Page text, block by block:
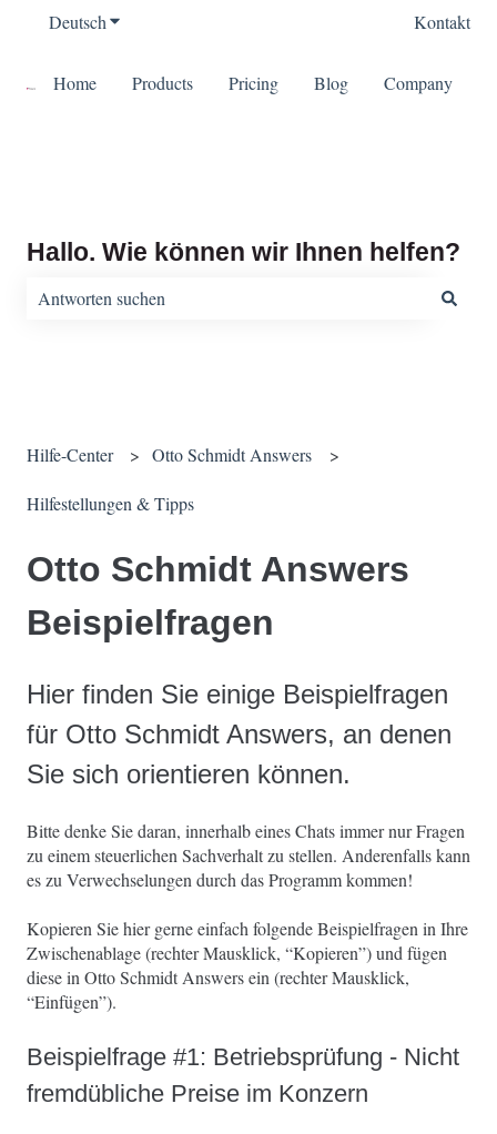
DeutschUntermenü für Übersetzungen anzeigen Kontakt
Home Products Pricing Blog Company
Hallo. Wie können wir Ihnen helfen?
Hilfe-Center Otto Schmidt Answers
Hilfestellungen & Tipps
Otto Schmidt Answers
Beispielfragen
Hier finden Sie einige Beispielfragen
für Otto Schmidt Answers, an denen
Sie sich orientieren können.
Bitte denke Sie daran, innerhalb eines Chats immer nur Fragen
zu einem steuerlichen Sachverhalt zu stellen. Anderenfalls kann
es zu Verwechselungen durch das Programm kommen!
Kopieren Sie hier gerne einfach folgende Beispielfragen in Ihre
Zwischenablage (rechter Mausklick, “Kopieren”) und fügen
diese in Otto Schmidt Answers ein (rechter Mausklick,
“Einfügen”).
Beispielfrage #1: Betriebsprüfung - Nicht
fremdübliche Preise im Konzern